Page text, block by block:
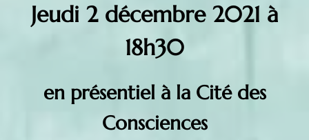
Jeudi 2 décembre 2021 à
18h30
en présentiel à la Cité des
Consciences